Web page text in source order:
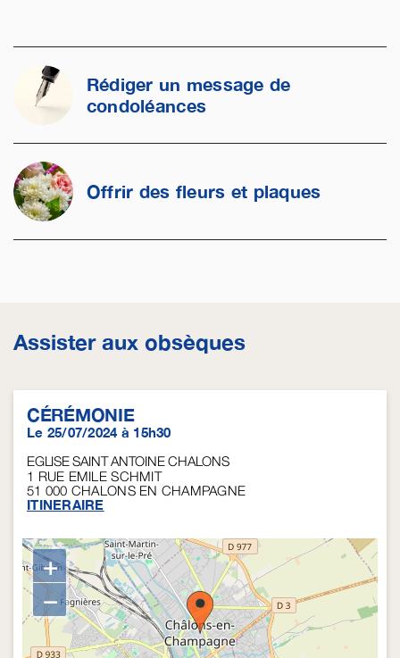
Rédiger un message de
condoléances
Offrir des fleurs et plaques
Assister aux obsèques
CÉRÉMONIE
Le 25/07/2024 à 15h30
EGLISE SAINT ANTOINE CHALONS
1 RUE EMILE SCHMIT
51 000 CHALONS EN CHAMPAGNE
ITINERAIRE
+
−